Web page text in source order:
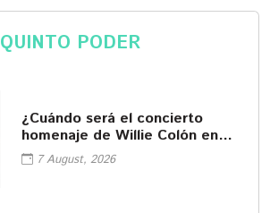
QUINTO PODER
¿Cuándo será el concierto
homenaje de Willie Colón en
Iztapalapa?
7 August, 2026